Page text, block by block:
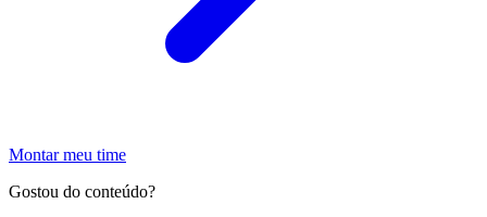
Montar meu time
Gostou do conteúdo?